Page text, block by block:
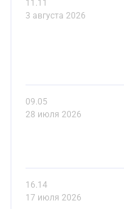
11.11
3 августа 2026
09.05
28 июля 2026
16.14
17 июля 2026